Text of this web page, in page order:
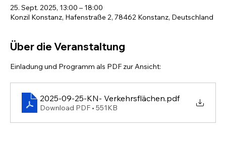
25. Sept. 2025, 13:00 – 18:00
Konzil Konstanz, Hafenstraße 2, 78462 Konstanz, Deutschland
Über die Veranstaltung
Einladung und Programm als PDF zur Ansicht:
2025-09-25-KN- Verkehrsflächen.pdf
Download PDF • 551KB